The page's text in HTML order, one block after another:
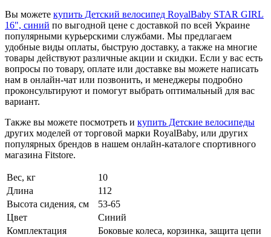
Вы можете купить Детский велосипед RoyalBaby STAR GIRL
16", синий по выгодной цене с доставкой по всей Украине
популярными курьерскими службами. Мы предлагаем
удобные виды оплаты, быструю доставку, а также на многие
товары действуют различные акции и скидки. Если у вас есть
вопросы по товару, оплате или доставке вы можете написать
нам в онлайн-чат или позвонить, и менеджеры подробно
проконсультируют и помогут выбрать оптимальный для вас
вариант.
Также вы можете посмотреть и купить Детские велосипеды
других моделей от торговой марки RoyalBaby, или других
популярных брендов в нашем онлайн-каталоге спортивного
магазина Fitstore.
Вес, кг
10
Длина
112
Высота сидения, см
53-65
Цвет
Синий
Комплектация
Боковые колеса, корзинка, защита цепи